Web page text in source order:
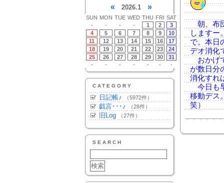
« 2026.1 »
SUN MON TUE WED THU FRI SAT
-
- - - 1 2
3
4
5 6 7 8 9
10
11
12 13 14 15 16
17
18
19 20 21 22 23
24
25
26 27 28 29 30
31
-
- - - - - -
CATEGORY
日記帳♪ （5972件）
戯言･･･♪ （28件）
旧Log （27件）
SEARCH
朝、布
しますー
で。本日
デオ消化
おかげ
が数日分
消化すれ
今日も
移動デス
笑）